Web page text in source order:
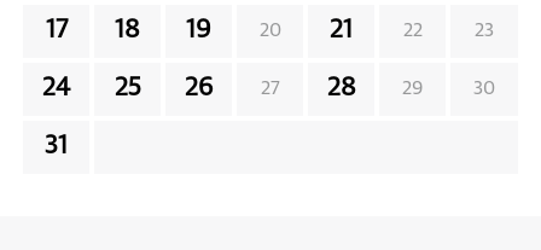
17 18 19 20 21 22 23
24 25 26 27 28 29 30
31